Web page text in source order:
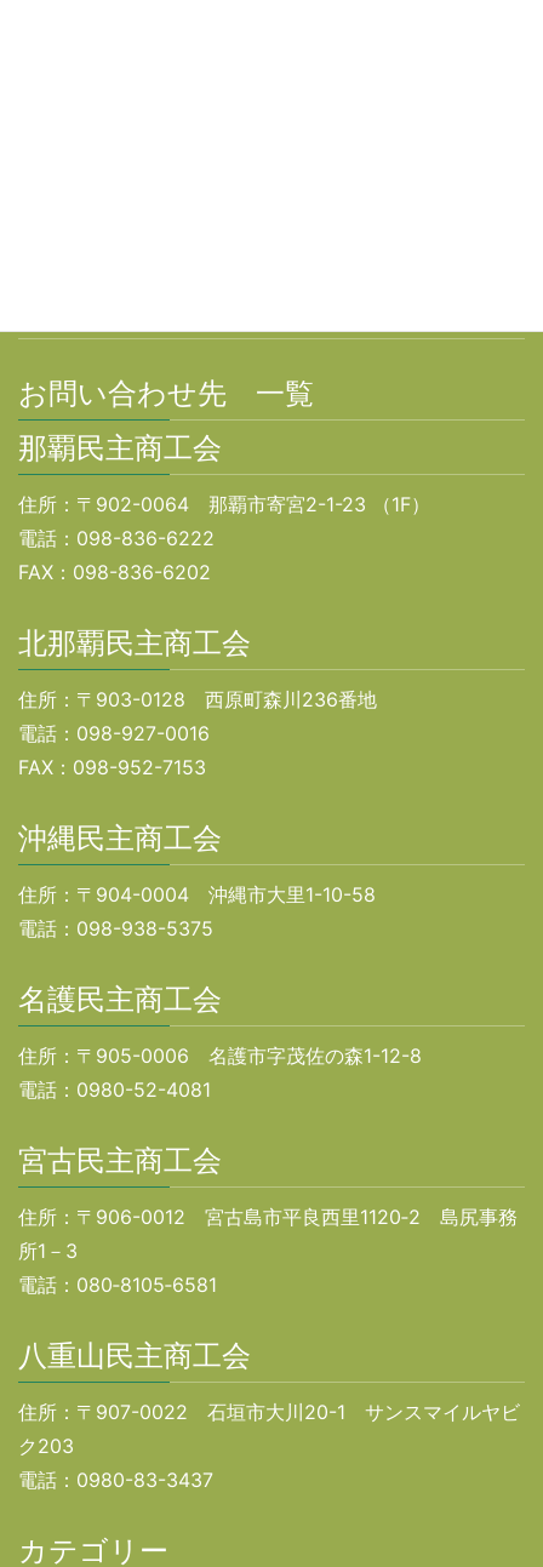
お問い合わせ先 一覧
那覇民主商工会
住所：〒902-0064 那覇市寄宮2-1-23 （1F）
電話：098-836-6222
FAX：098-836-6202
北那覇民主商工会
住所：〒903-0128 西原町森川236番地
電話：098-927-0016
FAX：098-952-7153
沖縄民主商工会
住所：〒904-0004 沖縄市大里1-10-58
電話：098-938-5375
名護民主商工会
住所：〒905-0006 名護市字茂佐の森1-12-8
電話：0980-52-4081
宮古民主商工会
住所：〒906-0012 宮古島市平良西里1120‐2 島尻事務
所1－3
電話：080‐8105‐6581
八重山民主商工会
住所：〒907-0022 石垣市大川20-1 サンスマイルヤビ
ク203
電話：0980-83-3437
カテゴリー